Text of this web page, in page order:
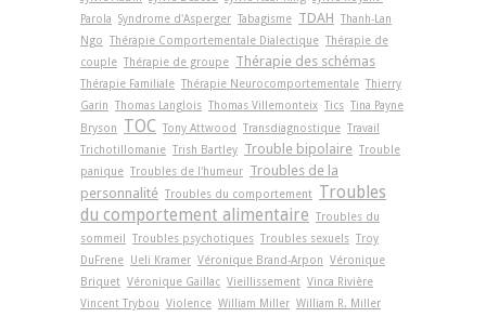
Parola Syndrome d'Asperger Tabagisme TDAH Thanh-Lan
Ngo Thérapie Comportementale Dialectique Thérapie de
couple Thérapie de groupe Thérapie des schémas
Thérapie Familiale Thérapie Neurocomportementale Thierry
Garin Thomas Langlois Thomas Villemonteix Tics Tina Payne
Bryson
TOC Tony Attwood Transdiagnostique Travail
Trichotillomanie Trish Bartley Trouble bipolaire Trouble
panique Troubles de l'humeur Troubles de la
personnalité Troubles du comportement
Troubles
du comportement alimentaire Troubles du
sommeil
Troubles psychotiques Troubles sexuels Troy
DuFrene
Ueli Kramer Véronique Brand-Arpon Véronique
Briquet Véronique Gaillac Vieillissement Vinca Rivière
Vincent Trybou Violence William Miller William R. Miller